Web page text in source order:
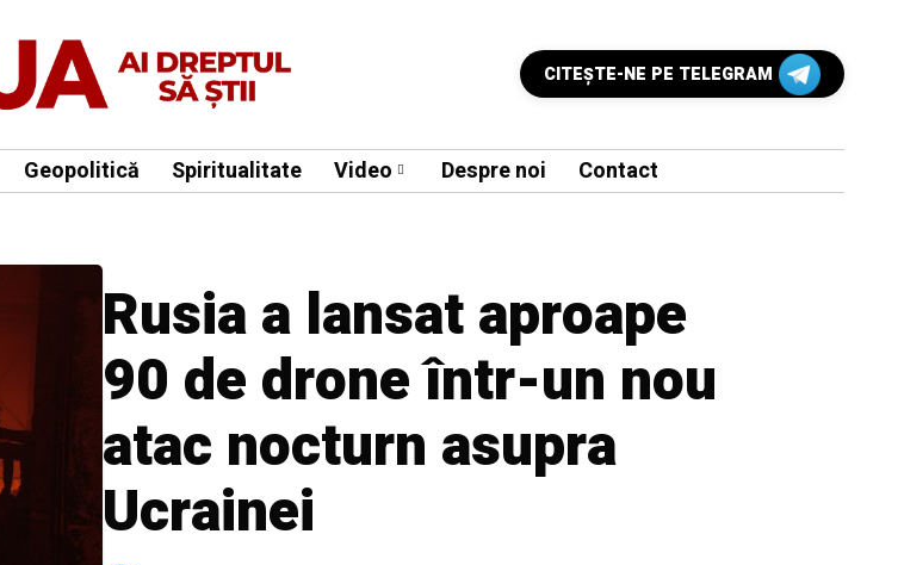
CITEŞTE-NE PE TELEGRAM
Geopolitică Spiritualitate Video Despre noi Contact
Rusia a lansat aproape
90 de drone într-un nou
atac nocturn asupra
Ucrainei